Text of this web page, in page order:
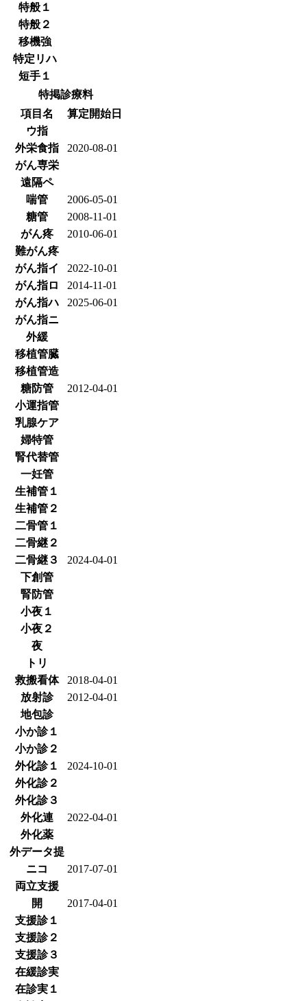
特般１
特般２
移機強
特定リハ
短手１
特掲診療料
項目名
算定開始日
ウ指
外栄食指
2020-08-01
がん専栄
遠隔ペ
喘管
2006-05-01
糖管
2008-11-01
がん疼
2010-06-01
難がん疼
がん指イ
2022-10-01
がん指ロ
2014-11-01
がん指ハ
2025-06-01
がん指ニ
外緩
移植管臓
移植管造
糖防管
2012-04-01
小運指管
乳腺ケア
婦特管
腎代替管
一妊管
生補管１
生補管２
二骨管１
二骨継２
二骨継３
2024-04-01
下創管
腎防管
小夜１
小夜２
夜
トリ
救搬看体
2018-04-01
放射診
2012-04-01
地包診
小か診１
小か診２
外化診１
2024-10-01
外化診２
外化診３
外化連
2022-04-01
外化薬
外データ提
ニコ
2017-07-01
両立支援
開
2017-04-01
支援診１
支援診２
支援診３
在緩診実
在診実１